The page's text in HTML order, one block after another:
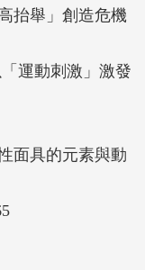
抬舉」創造危機
運動刺激」激發
面具的元素與動